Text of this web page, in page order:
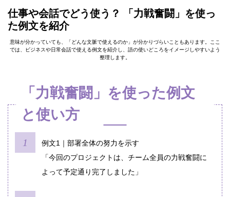
仕事や会話でどう使う？ 「力戦奮闘」を使っ
た例文を紹介
意味が分かっていても、「どんな文脈で使えるのか」が分かりづらいこともあります。ここ
では、ビジネスや日常会話で使える例文を紹介し、語の使いどころをイメージしやすいよう
整理します。
「力戦奮闘」を使った例文
と使い方
例文1｜部署全体の努力を示す
「今回のプロジェクトは、チーム全員の力戦奮闘に
よって予定通り完了しました」